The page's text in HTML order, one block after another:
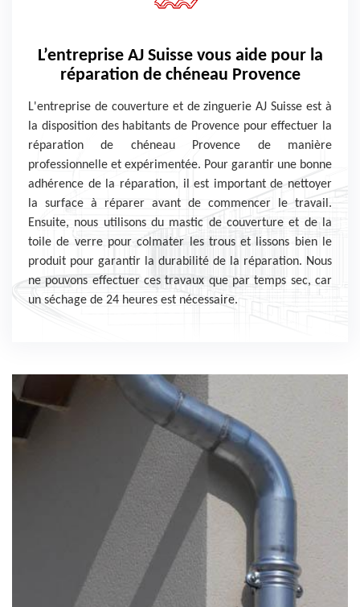
L’entreprise AJ Suisse vous aide pour la
réparation de chéneau Provence
L'entreprise de couverture et de zinguerie AJ Suisse est à
la disposition des habitants de Provence pour effectuer la
réparation de chéneau Provence de manière
professionnelle et expérimentée. Pour garantir une bonne
adhérence de la réparation, il est important de nettoyer
la surface à réparer avant de commencer le travail.
Ensuite, nous utilisons du mastic de couverture et de la
toile de verre pour colmater les trous et lissons bien le
produit pour garantir la durabilité de la réparation. Nous
ne pouvons effectuer ces travaux que par temps sec, car
un séchage de 24 heures est nécessaire.